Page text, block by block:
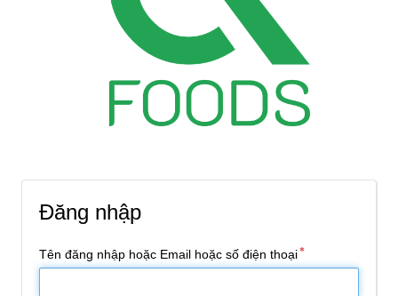
Đăng nhập
Tên đăng nhập hoặc Email hoặc số điện thoại